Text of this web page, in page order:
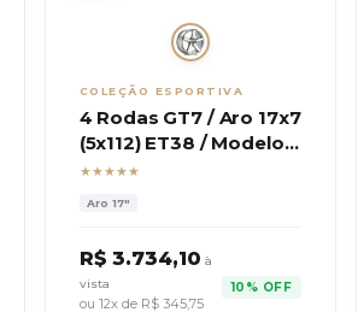
COLEÇÃO ESPORTIVA
4 Rodas GT7 / Aro 17x7
(5x112) ET38 / Modelo
C-spec 2
★★★★★
Aro 17"
R$ 3.734,10 à
vista
ou 12x de R$ 345,75
10% OFF